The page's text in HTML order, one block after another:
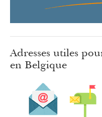
Adresses utiles
en Belgique